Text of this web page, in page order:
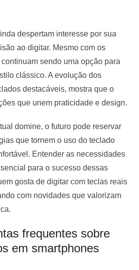
despertam interesse por sua
ao digitar. Mesmo com os
sendo uma opção para
clássico. A evolução dos
destacáveis, mostra que o
que unem praticidade e design.
domine, o futuro pode reservar
que tornem o uso do teclado
Entender as necessidades
para o sucesso dessas
gosta de digitar com teclas reais
com novidades que valorizam
frequentes sobre
em smartphones